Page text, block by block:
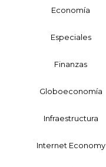
Economía
Especiales
Finanzas
Globoeconomía
Infraestructura
Internet Economy